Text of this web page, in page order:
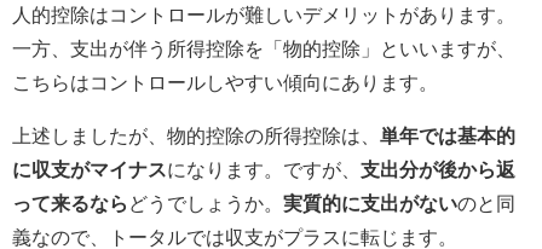
人的控除はコントロールが難しいデメリットがあります。
一方、支出が伴う所得控除を「物的控除」といいますが、
こちらはコントロールしやすい傾向にあります。
上述しましたが、物的控除の所得控除は、 単年では基本的
に収支がマイナスになります。ですが、 支出分が後から返
って来るなら どうでしょうか。 実質的に支出がないのと同
義なので、トータルでは収支がプラスに転じます。